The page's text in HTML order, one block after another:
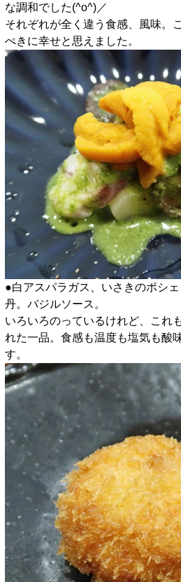
な調和でした(^o^)／
それぞれが全く違う食感、風味。
ぺきに幸せと思えました。
●白アスパラガス、いさきのポシ
丹。バジルソース。
いろいろのっているけれど、これ
れた一品。食感も温度も塩気も酸
す。